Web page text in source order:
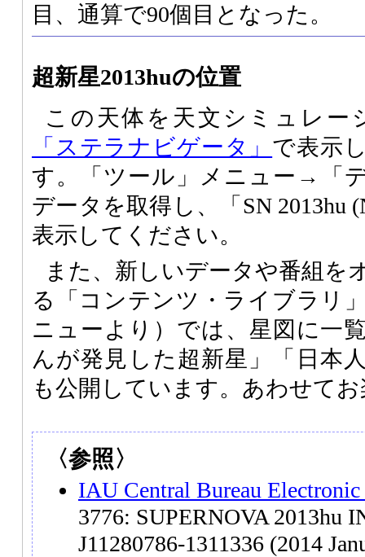
目、通算で90個目となった。
超新星2013huの位置
この天体を天文シミュレー
「ステラナビゲータ」 で表示
す。「ツール」メニュー→「
データを取得し、「SN 2013hu
表示してください。
また、新しいデータや番組を
る「コンテンツ・ライブラリ
ニューより）では、星図に一
んが発見した超新星」「日本
も公開しています。あわせて
〈参照〉
IAU Central Bureau Electronic
3776: SUPERNOVA 2013hu
J11280786-1311336 (2014